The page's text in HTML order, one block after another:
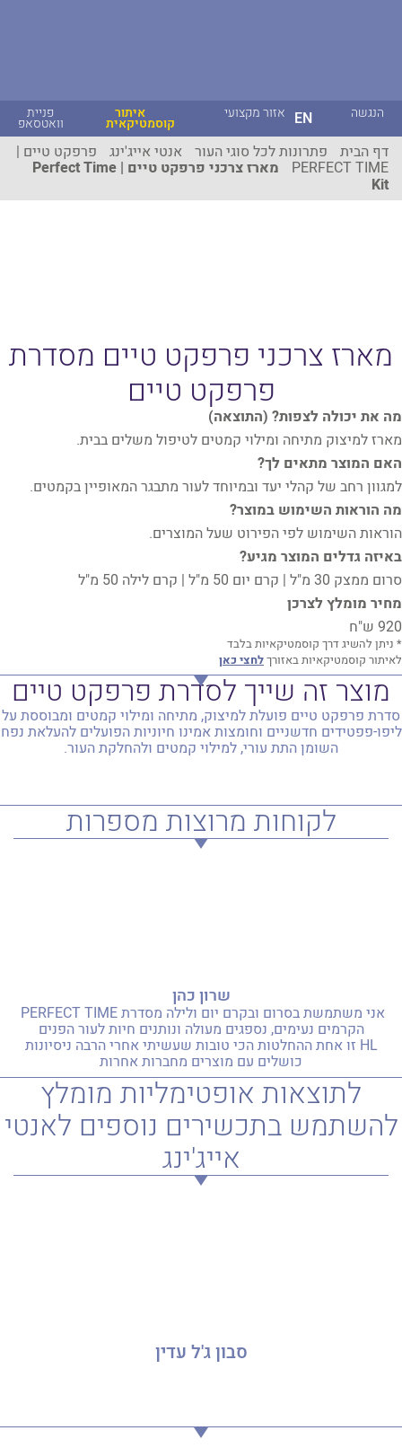
פניית
וואטסאפ
איתור
קוסמטיקאית
אזור מקצועי EN הנגשה
דף הבית פתרונות לכל סוגי העור אנטי אייג'ינג פרפקט טיים |
PERFECT TIME מארז צרכני פרפקט טיים | Perfect Time
Kit
מארז צרכני פרפקט טיים מסדרת
פרפקט טיים
מה את יכולה לצפות? (התוצאה)
מארז למיצוק מתיחה ומילוי קמטים לטיפול משלים בבית.
האם המוצר מתאים לך?
למגוון רחב של קהלי יעד ובמיוחד לעור מתבגר המאופיין בקמטים.
מה הוראות השימוש במוצר?
הוראות השימוש לפי הפירוט שעל המוצרים.
באיזה גדלים המוצר מגיע?
סרום ממצק 30 מ"ל | קרם יום 50 מ"ל | קרם לילה 50 מ"ל
מחיר מומלץ לצרכן
920 ש"ח
* ניתן להשיג דרך קוסמטיקאיות בלבד
לאיתור קוסמטיקאיות באזורךלחצי כאן
מוצר זה שייך לסדרת פרפקט טיים
סדרת פרפקט טיים פועלת למיצוק, מתיחה ומילוי קמטים ומבוססת על
ליפו-פפטידים חדשניים וחומצות אמינו חיוניות הפועלים להעלאת נפח
השומן התת עורי, למילוי קמטים ולהחלקת העור.
לקוחות מרוצות מספרות
שרון כהן
הקרמים נעימים, נספגים מעולה ונותנים חיות לעור הפנים
HL זו אחת ההחלטות הכי טובות שעשיתי אחרי הרבה ניסיונות
כושלים עם מוצרים מחברות אחרות
לתוצאות אופטימליות מומלץ
להשתמש בתכשירים נוספים לאנטי
אייג'ינג
סבון ג'ל עדין